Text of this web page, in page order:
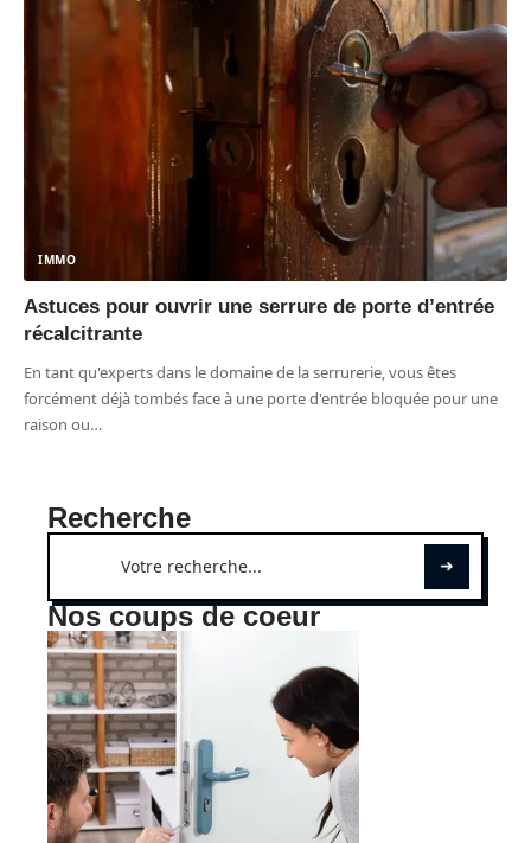
IMMO
Astuces pour ouvrir une serrure de porte d’entrée
récalcitrante
En tant qu'experts dans le domaine de la serrurerie, vous êtes
forcément déjà tombés face à une porte d'entrée bloquée pour une
raison ou…
Recherche
Nos coups de coeur